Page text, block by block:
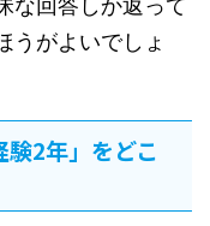
な回答しか返って
うがよいでしょ
2年」をどこ